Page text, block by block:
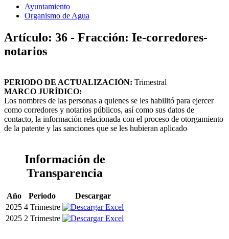
Ayuntamiento
Organismo de Agua
Artículo: 36 - Fracción: Ie-corredores-
notarios
PERIODO DE ACTUALIZACIÓN: Trimestral
MARCO JURÍDICO:
Los nombres de las personas a quienes se les habilitó para ejercer
como corredores y notarios públicos, así como sus datos de
contacto, la información relacionada con el proceso de otorgamiento
de la patente y las sanciones que se les hubieran aplicado
Información de
Transparencia
Año Periodo
Descargar
2025 4 Trimestre
2025 2 Trimestre